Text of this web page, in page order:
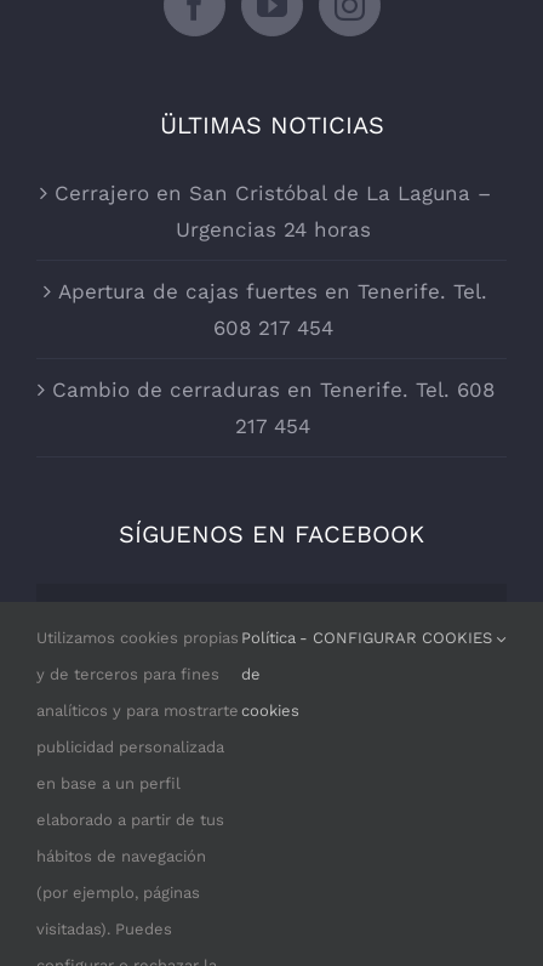
ÜLTIMAS NOTICIAS
Cerrajero en San Cristóbal de La Laguna –
Urgencias 24 horas
Apertura de cajas fuertes en Tenerife. Tel.
608 217 454
Cambio de cerraduras en Tenerife. Tel. 608
217 454
SÍGUENOS EN FACEBOOK
Por razones de privacidad Facebook
necesita tu permiso para cargarse.
Utilizamos cookies propias
y de terceros para fines
analíticos y para mostrarte
publicidad personalizada
en base a un perfil
elaborado a partir de tus
hábitos de navegación
(por ejemplo, páginas
visitadas). Puedes
Política
de
cookies
- CONFIGURAR COOKIES